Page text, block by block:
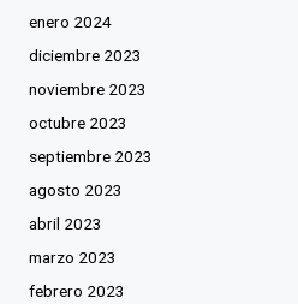
enero 2024
diciembre 2023
noviembre 2023
octubre 2023
septiembre 2023
agosto 2023
abril 2023
marzo 2023
febrero 2023